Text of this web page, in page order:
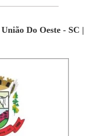
Do Oeste - SC |